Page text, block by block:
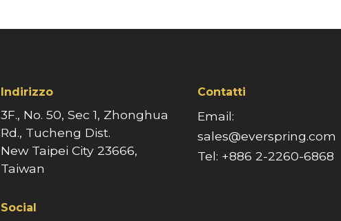
Indirizzo
3F., No. 50, Sec 1, Zhonghua
Rd., Tucheng Dist.
New Taipei City 23666,
Taiwan
Social
Contatti
Email:
sales@everspring.com
Tel: +886 2-2260-6868